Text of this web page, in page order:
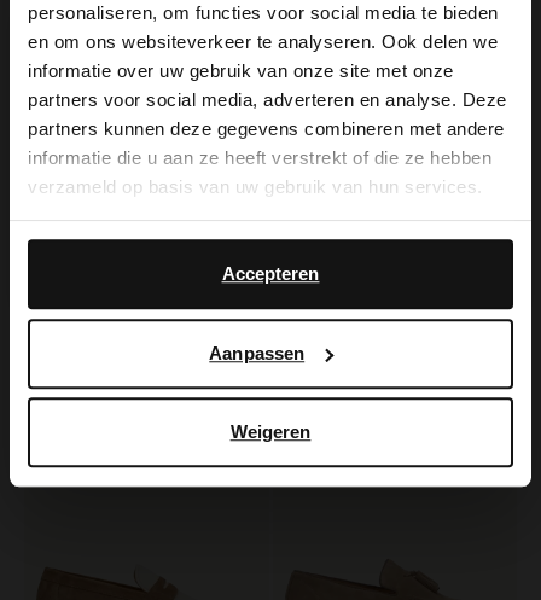
personaliseren, om functies voor social media te bieden
en om ons websiteverkeer te analyseren. Ook delen we
informatie over uw gebruik van onze site met onze
partners voor social media, adverteren en analyse. Deze
partners kunnen deze gegevens combineren met andere
informatie die u aan ze heeft verstrekt of die ze hebben
verzameld op basis van uw gebruik van hun services.
Accepteren
Aanpassen
Weigeren
119.99 90.99
×
View this website in English?
It looks like your language isn't Dutch. Would
you like to switch to English?
English